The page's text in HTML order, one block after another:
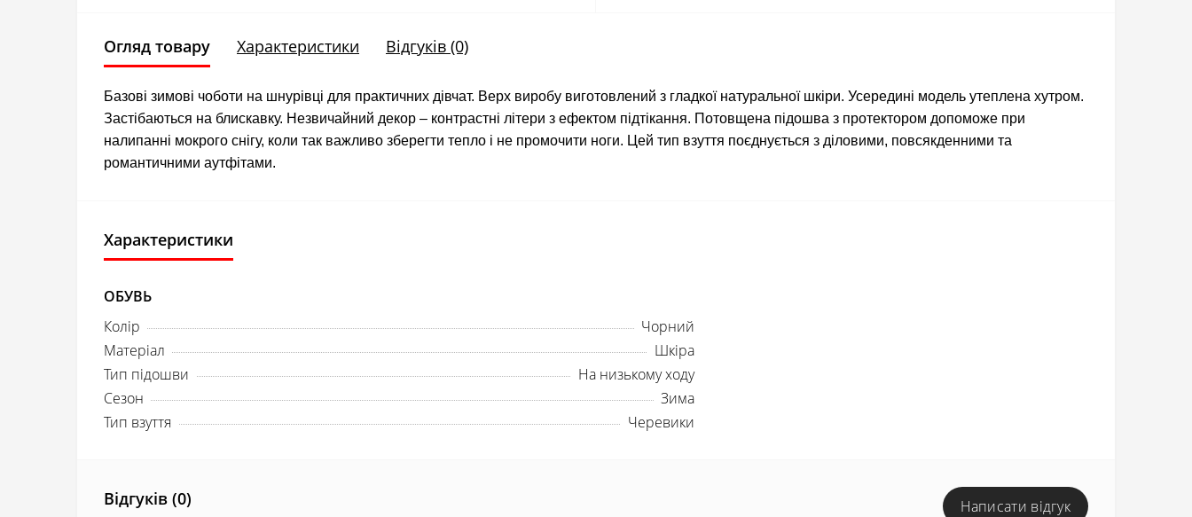
Огляд товару Характеристики Відгуків (0)
Базові зимові чоботи на шнурівці для практичних дівчат. Верх виробу виготовлений з гладкої натуральної шкіри. Усередині модель утеплена хутром.
Застібаються на блискавку. Незвичайний декор – контрастні літери з ефектом підтікання. Потовщена підошва з протектором допоможе при
налипанні мокрого снігу, коли так важливо зберегти тепло і не промочити ноги. Цей тип взуття поєднується з діловими, повсякденними та
романтичними аутфітами.
Характеристики
ОБУВЬ
Колір
Чорний
Матеріал
Шкіра
Тип підошви
На низькому ходу
Сезон
Зима
Тип взуття
Черевики
Відгуків (0) Написати відгук